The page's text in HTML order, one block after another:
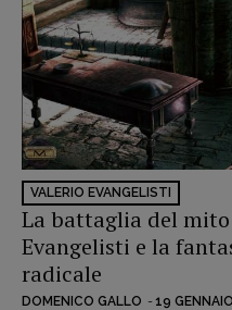
VALERIO EVANGELISTI
La battaglia del mito
Evangelisti e la
radicale
DOMENICO GALLO -19